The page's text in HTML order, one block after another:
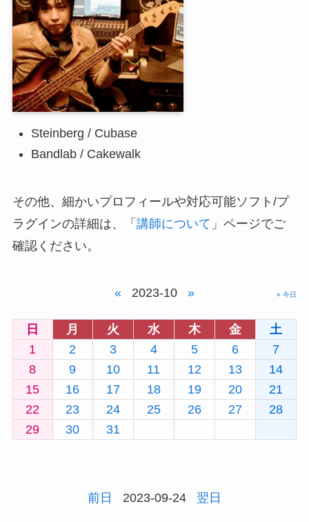
Steinberg / Cubase
Bandlab / Cakewalk
その他、細かいプロフィールや対応可能ソフト/プ
ラグインの詳細は、「 講師について 」ページでご
確認ください。
« 2023-10 » » 今日
日 月 火 水 木 金
土
1
2 3 4 5 6
7
8
9 10 11 12 13
14
15
16 17 18 19 20
21
22
23 24 25 26 27
28
29
30 31
前日 2023-09-24 翌日